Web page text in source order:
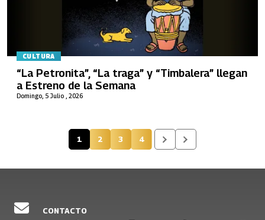
CULTURA
Domingo, 5 Julio , 2026
“La Petronita”, “La traga” y “Timbalera” llegan
a Estreno de la Semana
Página actual
1 Página
2 Página
3 Página
4
CONTACTO